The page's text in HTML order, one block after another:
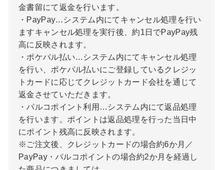
金書留にて返金を行います。
・PayPay…システム内にてキャンセル処理を行い
ますキャンセル処理を実行後、約1日でPayPay残
高に反映されます。
・ポケパル払い…システム内にてキャンセル処理
を行い、ポケパル払いにご登録しているクレジッ
トカードに応じてクレジットカード会社を通じて
返金させていただきます。
・パルコポイント利用…システム内にて返品処理
を行います。ポイントは返品処理を行った当日中
にポイント残高に反映されます。
※ご注文後、クレジットカードの場合約6か月／
PayPay・パルコポイントの場合約2か月を経過し